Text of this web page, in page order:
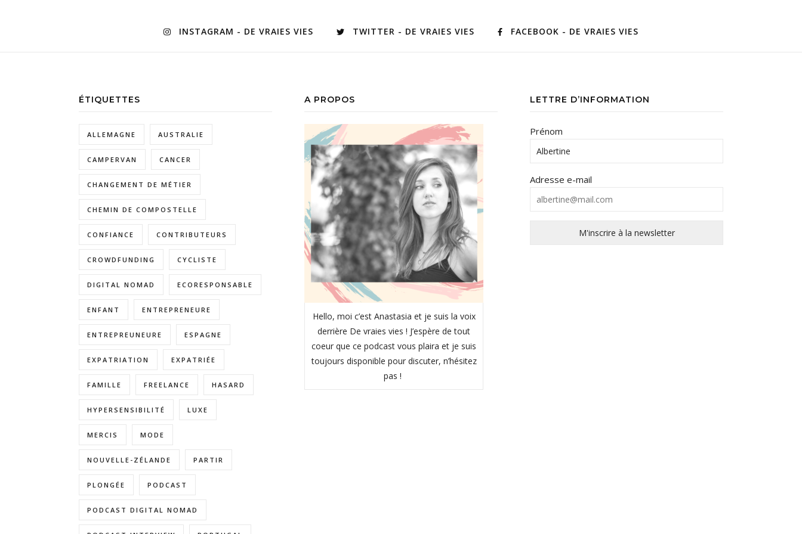
INSTAGRAM - DE VRAIES VIES TWITTER - DE VRAIES VIES FACEBOOK - DE VRAIES VIES
ÉTIQUETTES
ALLEMAGNE AUSTRALIE
CAMPERVAN CANCER
CHANGEMENT DE MÉTIER
CHEMIN DE COMPOSTELLE
CONFIANCE CONTRIBUTEURS
CROWDFUNDING CYCLISTE
DIGITAL NOMAD ECORESPONSABLE
ENFANT ENTREPRENEURE
ENTREPREUNEURE ESPAGNE
EXPATRIATION EXPATRIÉE
FAMILLE FREELANCE HASARD
HYPERSENSIBILITÉ LUXE
MERCIS MODE
NOUVELLE-ZÉLANDE PARTIR
PLONGÉE PODCAST
PODCAST DIGITAL NOMAD
A PROPOS
Hello, moi c’est Anastasia et je suis la voix
derrière De vraies vies ! J’espère de tout
coeur que ce podcast vous plaira et je suis
toujours disponible pour discuter, n’hésitez
pas !
LETTRE D’INFORMATION
Prénom
Adresse e-mail